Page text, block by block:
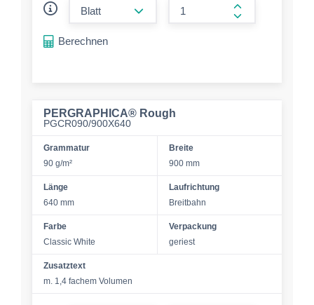
form.increase-
Berechnen
PERGRAPHICA® Rough
PGCR090/900X640
Grammatur
90 g/m²
Breite
900 mm
Länge
640 mm
Laufrichtung
Breitbahn
Farbe
Classic White
Verpackung
geriest
Zusatztext
m. 1,4 fachem Volumen